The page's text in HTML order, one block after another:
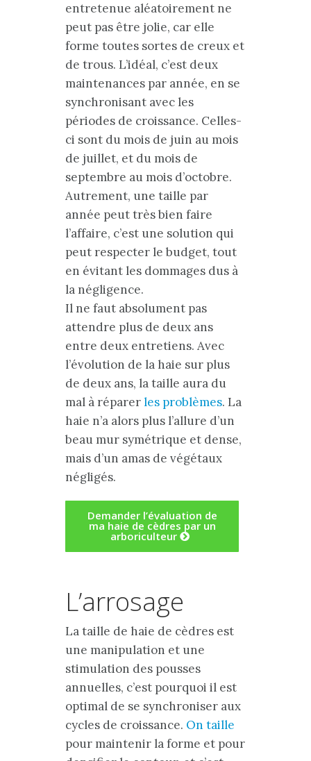
entretenue aléatoirement ne
peut pas être jolie, car elle
forme toutes sortes de creux et
de trous. L’idéal, c’est deux
maintenances par année, en se
synchronisant avec les
périodes de croissance. Celles-
ci sont du mois de juin au mois
de juillet, et du mois de
septembre au mois d’octobre.
Autrement, une taille par
année peut très bien faire
l’affaire, c’est une solution qui
peut respecter le budget, tout
en évitant les dommages dus à
la négligence.
Il ne faut absolument pas
attendre plus de deux ans
entre deux entretiens. Avec
l’évolution de la haie sur plus
de deux ans, la taille aura du
mal à réparerles problèmes. La
haie n’a alors plus l’allure d’un
beau mur symétrique et dense,
mais d’un amas de végétaux
négligés.
Demander l’évaluation de
ma haie de cèdres par un
arboriculteur
L’arrosage
La taille de haie de cèdres est
une manipulation et une
stimulation des pousses
annuelles, c’est pourquoi il est
optimal de se synchroniser aux
cycles de croissance. On taille
pour maintenir la forme et pour